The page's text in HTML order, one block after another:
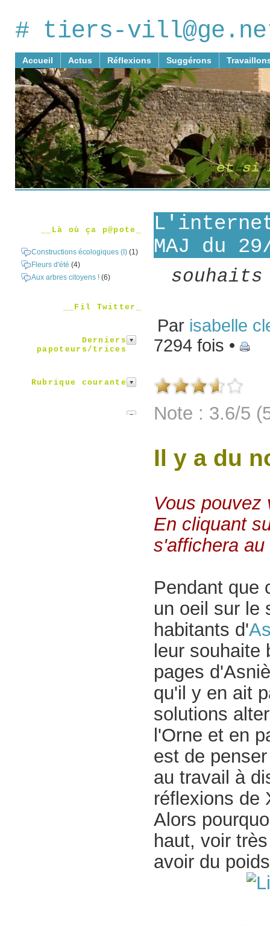
# tiers-
Accueil Actus Réflexions Suggérons
__Là où ça p@pote_
Constructions écologiques (I) (1)
Fleurs d'été (4)
Aux arbres citoyens ! (6)
__Fil Twitter_
Derniers
papoteurs/trices
Rubrique courante
MAJ du
Par isabelle
7294 fois •
Note : 3.6/5
Il y a du
Vous pouvez
En cliquant
s'affichera
Pendant que
un oeil sur le
habitants d'
leur souhaite
pages
qu'il y en ait
solutions
l'Orne et en
est de
au travail à
réflexions de
Alors
haut, voir
avoir du